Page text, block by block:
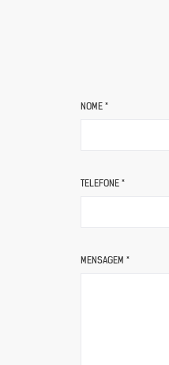
NOME *
TELEFONE *
MENSAGEM *